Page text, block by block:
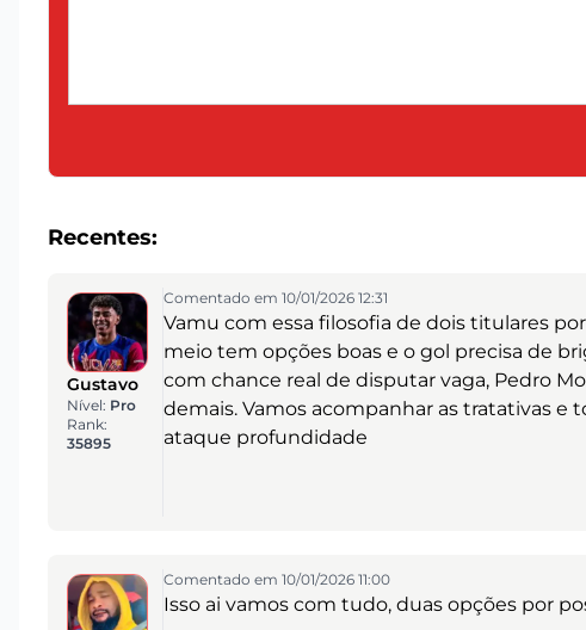
Recentes:
Gustavo
Nível: Pro
Rank:
35895
Comentado em 10/01/2026 12:31
Vamu com essa filosofia de dois titulares
meio tem opções boas e o gol precisa de
com chance real de disputar vaga, Pedro
demais. Vamos acompanhar as tratativas
ataque profundidade
Comentado em 10/01/2026 11:00
Isso ai vamos com tudo, duas opções por